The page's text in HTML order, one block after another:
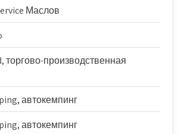
Маслов
торгово-производственная
автокемпинг
автокемпинг